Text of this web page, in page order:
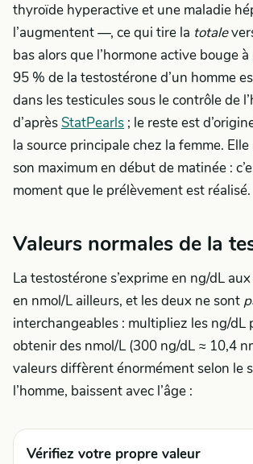
thyroïde hyperactive et une maladie
l’augmentent —, ce qui tire la totale
bas alors que l’hormone active bouge
95 % de la testostérone d’un homme
dans les testicules sous le contrôle de
d’aprèsStatPearls ; le reste est
la source principale chez la femme.
son maximum en début de matinée :
moment que le prélèvement est réalisé.
Valeurs normales de la
La testostérone s’exprime en ng/dL
en nmol/L ailleurs, et les deux ne sont
interchangeables : multipliez les ng/dL
obtenir des nmol/L (300 ng/dL ≈ 10,4
valeurs diffèrent énormément selon le
l’homme, baissent avec l’âge :
Vérifiez votre propre valeur